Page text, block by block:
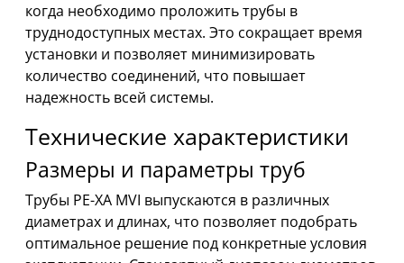
когда необходимо проложить трубы в
труднодоступных местах. Это сокращает время
установки и позволяет минимизировать
количество соединений, что повышает
надежность всей системы.
Технические характеристики
Размеры и параметры труб
Трубы PE-XA MVI выпускаются в различных
диаметрах и длинах, что позволяет подобрать
оптимальное решение под конкретные условия